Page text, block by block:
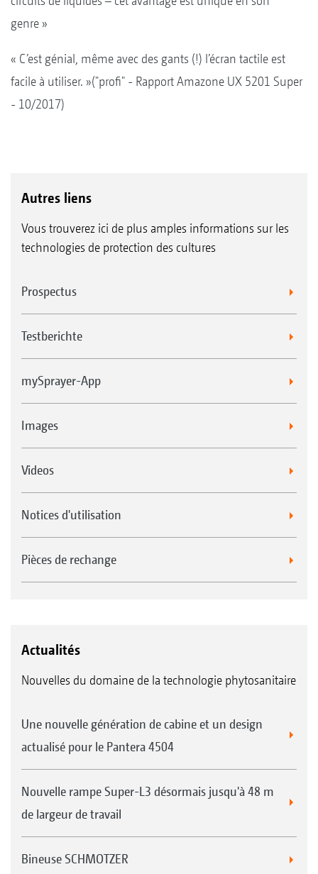
genre »
« C’est génial, même avec des gants (!) l’écran tactile est
facile à utiliser. »("profi" - Rapport Amazone UX 5201 Super
- 10/2017)
Autres liens
Vous trouverez ici de plus amples informations sur les
technologies de protection des cultures
Prospectus
Testberichte
mySprayer-App
Images
Videos
Notices d'utilisation
Pièces de rechange
Actualités
Nouvelles du domaine de la technologie phytosanitaire
Une nouvelle génération de cabine et un design
actualisé pour le Pantera 4504
Nouvelle rampe Super-L3 désormais jusqu'à 48 m
de largeur de travail
Bineuse SCHMOTZER